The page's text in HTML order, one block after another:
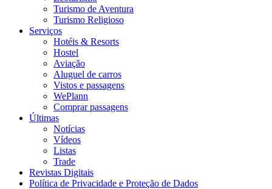
Turismo de Aventura
Turismo Religioso
Serviços
Hotéis & Resorts
Hostel
Aviação
Aluguel de carros
Vistos e passagens
WePlann
Comprar passagens
Últimas
Notícias
Vídeos
Listas
Trade
Revistas Digitais
Política de Privacidade e Proteção de Dados